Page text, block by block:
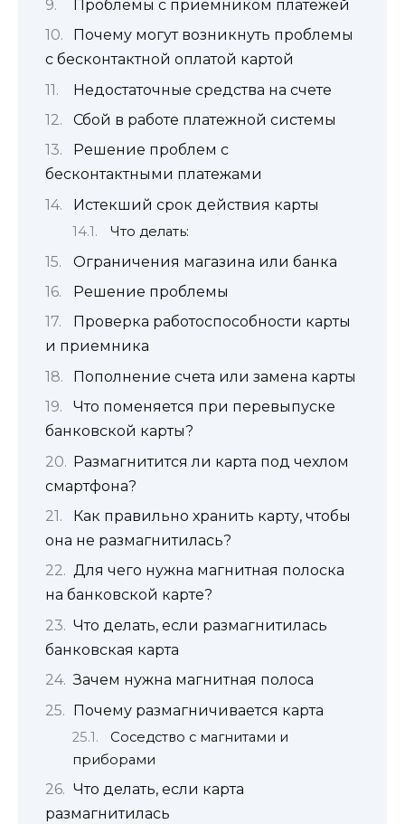
Проблемы с приемником платежей
Почему могут возникнуть проблемы
с бесконтактной оплатой картой
Недостаточные средства на счете
Сбой в работе платежной системы
Решение проблем с
бесконтактными платежами
Истекший срок действия карты
Что делать:
Ограничения магазина или банка
Решение проблемы
Проверка работоспособности карты
и приемника
Пополнение счета или замена карты
Что поменяется при перевыпуске
банковской карты?
Размагнитится ли карта под чехлом
смартфона?
Как правильно хранить карту, чтобы
она не размагнитилась?
Для чего нужна магнитная полоска
на банковской карте?
Что делать, если размагнитилась
банковская карта
Зачем нужна магнитная полоса
Почему размагничивается карта
Соседство с магнитами и
приборами
Что делать, если карта
размагнитилась